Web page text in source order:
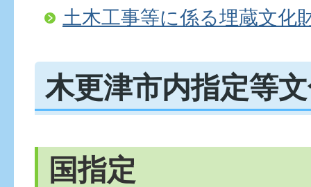
土木工事等に係る埋蔵文化
木更津市内指定等
国指定